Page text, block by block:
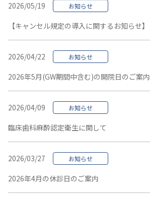
2026/05/19 お知らせ
【キャンセル規定の導入に関するお知らせ】
2026/04/22 お知らせ
2026年5月(GW期間中含む)の開院日のご案内
2026/04/09 お知らせ
臨床歯科麻酔認定衛生に関して
2026/03/27 お知らせ
2026年4月の休診日のご案内